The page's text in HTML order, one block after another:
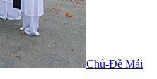
Chủ-Đề Mái